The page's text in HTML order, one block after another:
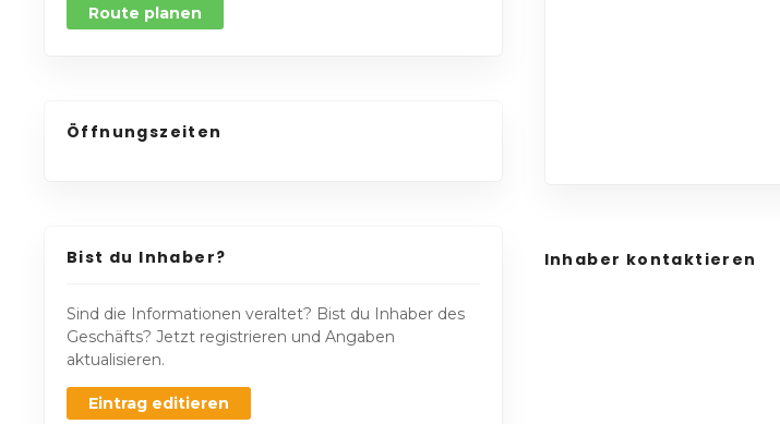
Route planen
Öffnungszeiten
Bist du Inhaber?
Sind die Informationen veraltet? Bist du Inhaber des
Geschäfts? Jetzt registrieren und Angaben
aktualisieren.
Eintrag editieren
Inhaber kontaktieren